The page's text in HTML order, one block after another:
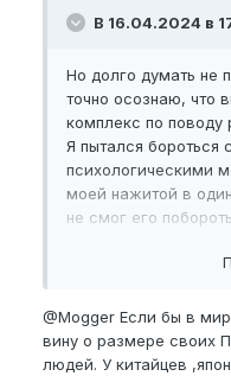
Весьма неприятно
еле скользят и
но пока продолжаю
АКТУАЛЬНЫЕ
• Какому джелку,
• С чего лучше
В 16.04.2024 в
Но долго думать не
точно осознаю, что
комплекс по поводу
Я пытался бороться
психологическими
моей нажитой в
не смог его
активную половую
@Mogger Если бы в
вину о размере своих
людей. У китайцев